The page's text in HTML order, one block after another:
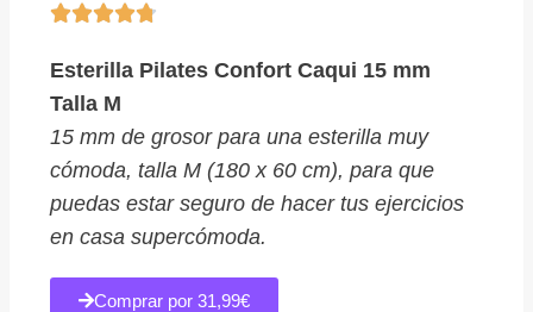

Esterilla Pilates Confort Caqui 15 mm
Talla M
15 mm de grosor para una esterilla muy
cómoda, talla M (180 x 60 cm), para que
puedas estar seguro de hacer tus ejercicios
en casa supercómoda.
Comprar por 31,99€